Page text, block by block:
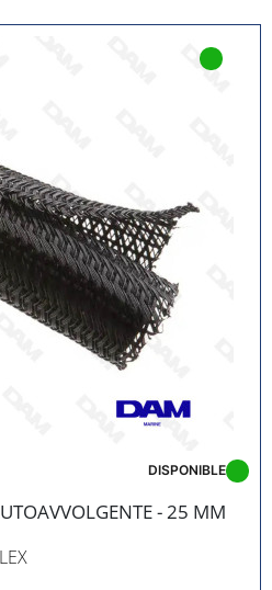
- 25 MM
DISPONIBLE